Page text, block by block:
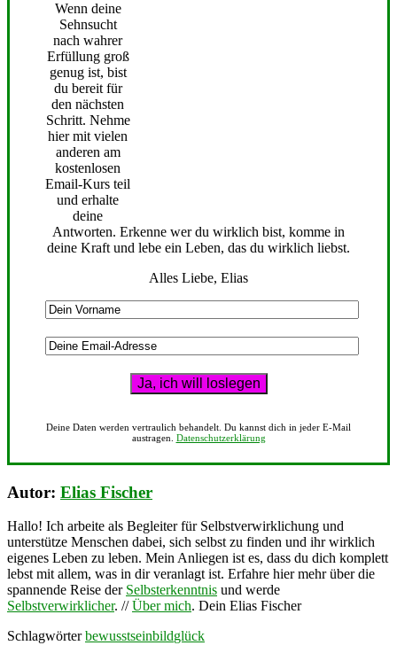
Wenn deine
Sehnsucht
nach wahrer
Erfüllung groß
genug ist, bist
du bereit für
den nächsten
Schritt. Nehme
hier mit vielen
anderen am
kostenlosen
Email-Kurs teil
und erhalte
deine
Antworten. Erkenne wer du wirklich bist, komme in
deine Kraft und lebe ein Leben, das du wirklich liebst.
Alles Liebe, Elias
Deine Daten werden vertraulich behandelt. Du kannst dich in jeder E-Mail
austragen. Datenschutzerklärung
Autor: Elias Fischer
Hallo! Ich arbeite als Begleiter für Selbstverwirklichung und
unterstütze Menschen dabei, sich selbst zu finden und ihr wirklich
eigenes Leben zu leben. Mein Anliegen ist es, dass du dich komplett
lebst mit allem, was in dir veranlagt ist. Erfahre hier mehr über die
spannende Reise der Selbsterkenntnis und werde
Selbstverwirklicher. //Über mich. Dein Elias Fischer
Schlagwörter bewusstseinbildglück